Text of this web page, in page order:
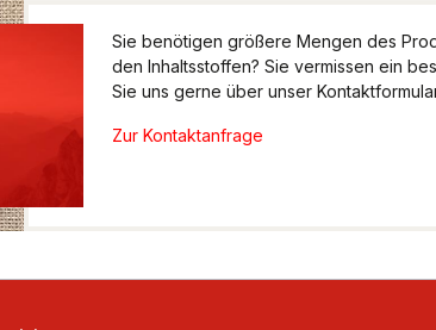
Sie benötigen größere Mengen des
den Inhaltsstoffen? Sie vermissen ein
Sie uns gerne über unser
Zur Kontaktanfrage